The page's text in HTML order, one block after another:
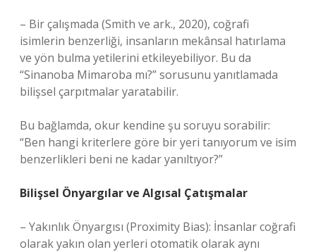
– Bir çalışmada (Smith ve ark., 2020), coğrafi
isimlerin benzerliği, insanların mekânsal hatırlama
ve yön bulma yetilerini etkileyebiliyor. Bu da
“Sinanoba Mimaroba mı?” sorusunu yanıtlamada
bilişsel çarpıtmalar yaratabilir.
Bu bağlamda, okur kendine şu soruyu sorabilir:
“Ben hangi kriterlere göre bir yeri tanıyorum ve isim
benzerlikleri beni ne kadar yanıltıyor?”
Bilişsel Önyargılar ve Algısal Çatışmalar
– Yakınlık Önyargısı (Proximity Bias): İnsanlar coğrafi
olarak yakın olan yerleri otomatik olarak aynı